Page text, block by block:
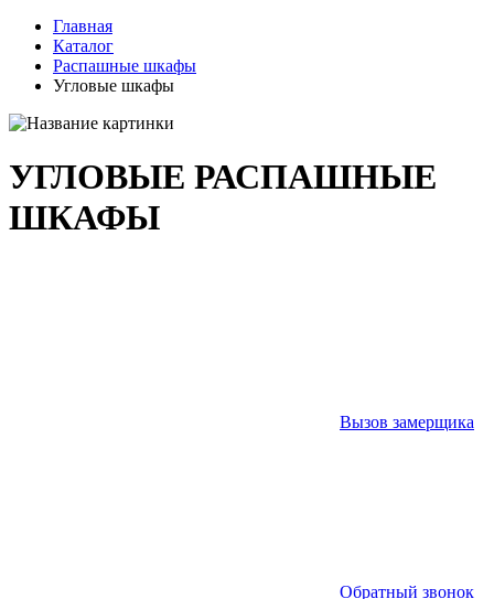
Главная
Каталог
Распашные шкафы
Угловые шкафы
УГЛОВЫЕ РАСПАШНЫЕ
ШКАФЫ
Вызов замерщика
Обратный звонок